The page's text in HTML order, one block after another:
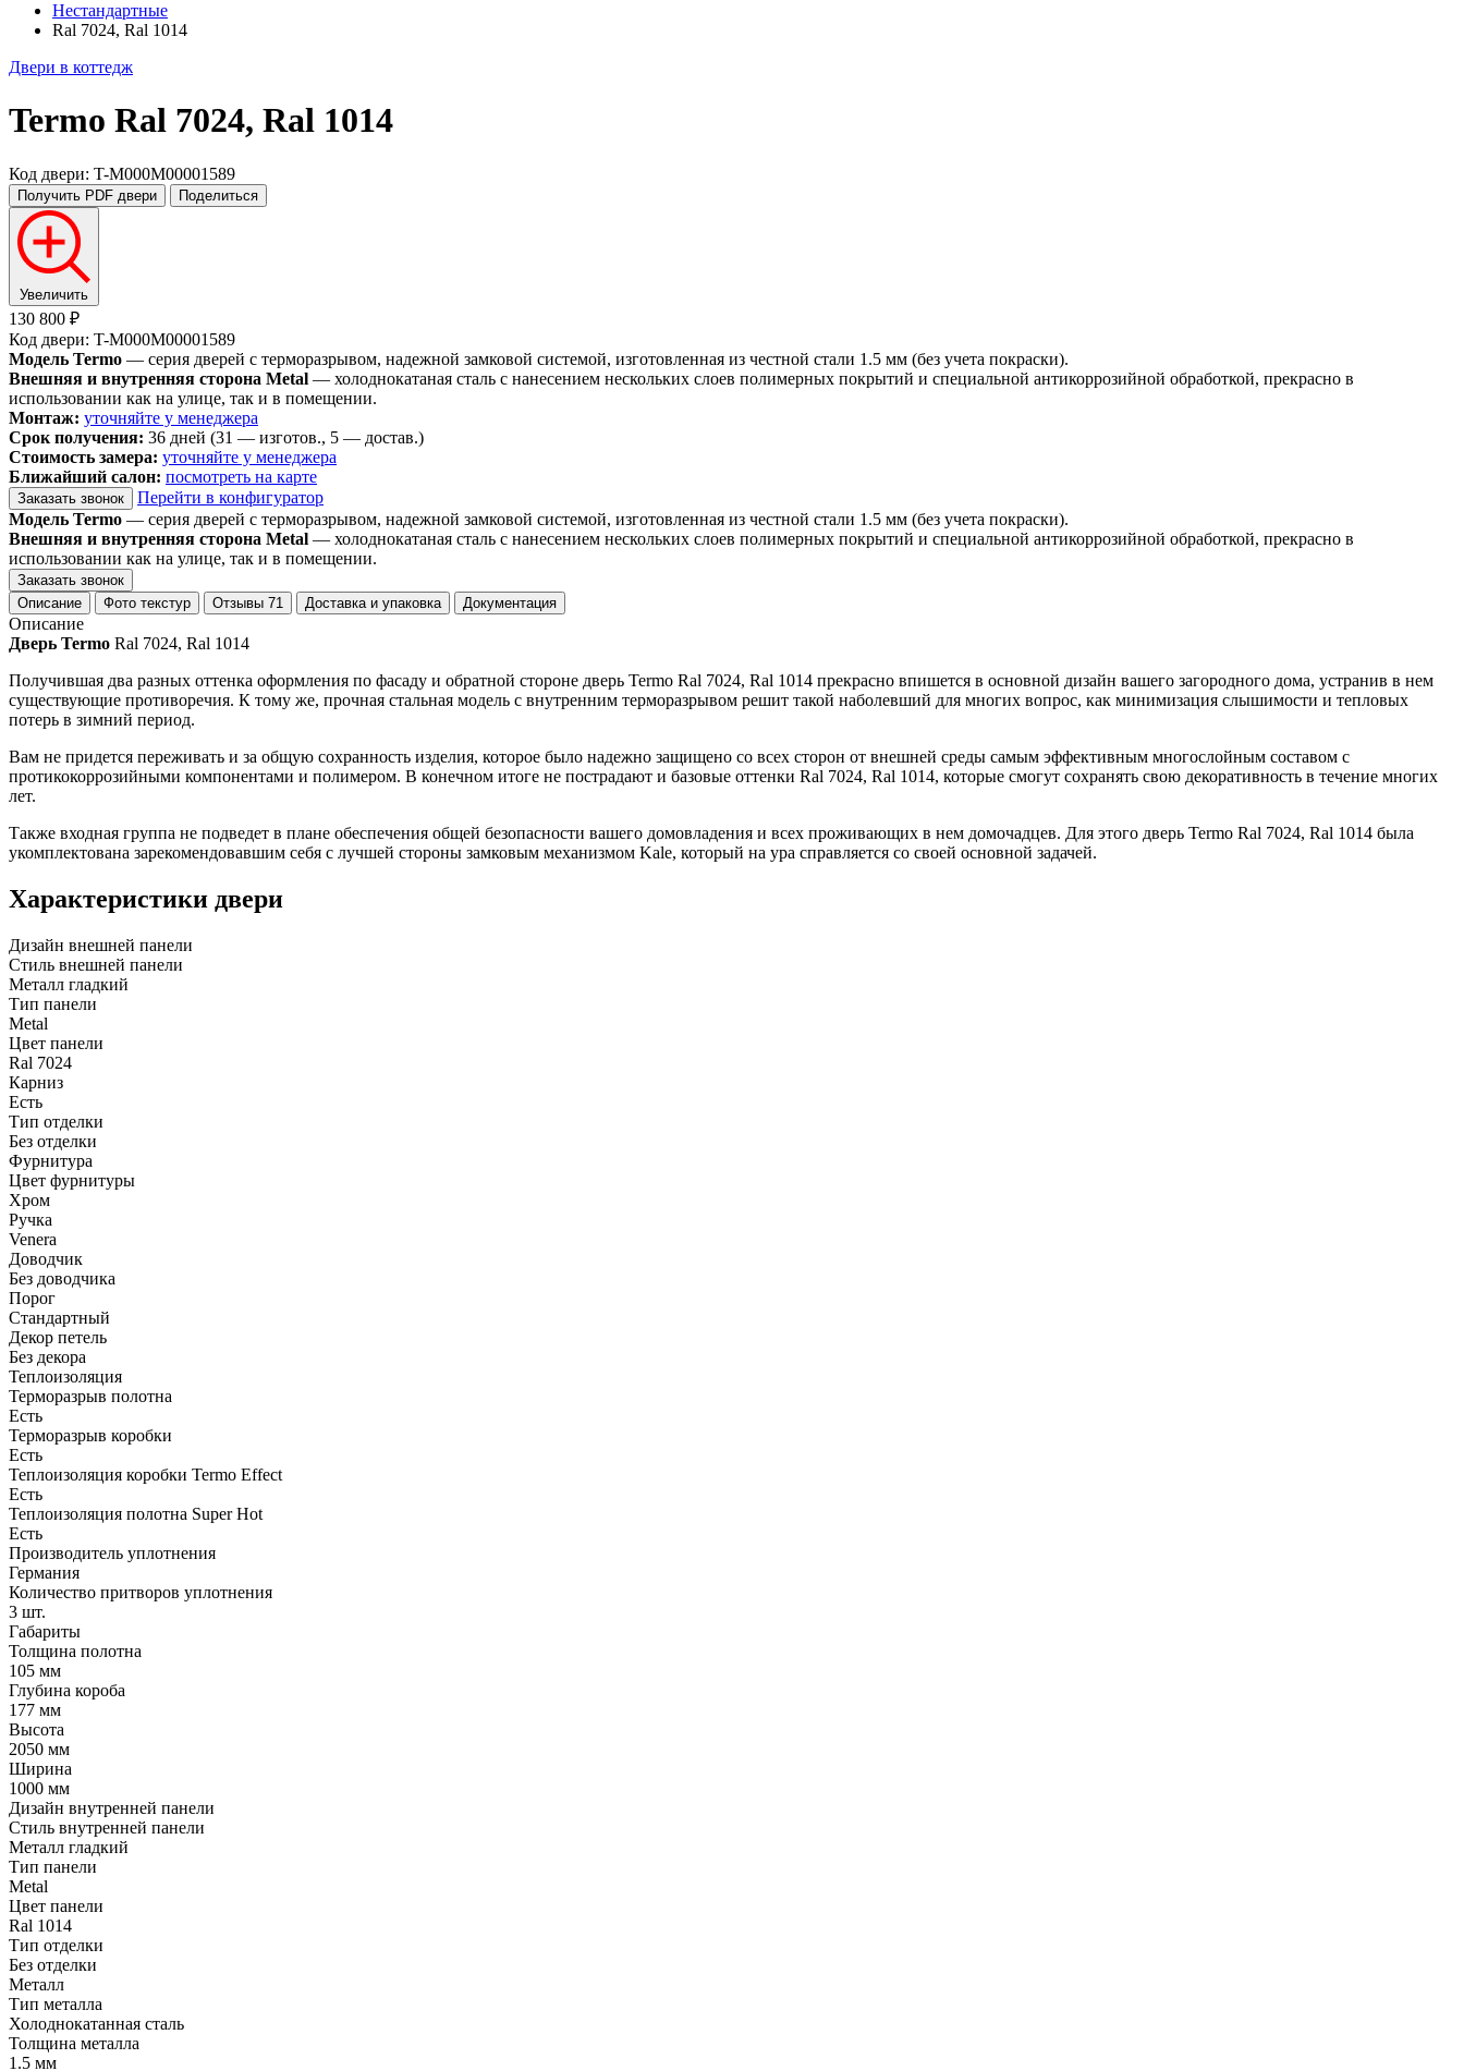
Нестандартные
Ral 7024, Ral 1014
Двери в коттедж
Termo Ral 7024, Ral 1014
Код двери: T-M000M00001589
Получить PDF двери Поделиться
Увеличить
130 800 ₽
Код двери: T-M000M00001589
Модель Termo — серия дверей с терморазрывом, надежной замковой системой, изготовленная из честной стали 1.5 мм (без учета покраски).
Внешняя и внутренняя сторона Metal — холоднокатаная сталь с нанесением нескольких слоев полимерных покрытий и специальной антикоррозийной обработкой, прекрасно в
использовании как на улице, так и в помещении.
Монтаж: уточняйте у менеджера
Срок получения: 36 дней (31 — изготов., 5 — достав.)
Стоимость замера: уточняйте у менеджера
Ближайший салон: посмотреть на карте
Заказать звонок
Перейти в конфигуратор
Модель Termo — серия дверей с терморазрывом, надежной замковой системой, изготовленная из честной стали 1.5 мм (без учета покраски).
Внешняя и внутренняя сторона Metal — холоднокатаная сталь с нанесением нескольких слоев полимерных покрытий и специальной антикоррозийной обработкой, прекрасно в
использовании как на улице, так и в помещении.
Заказать звонок
Описание
Фото текстур Отзывы 71 Доставка и упаковка Документация
Описание
Дверь Termo Ral 7024, Ral 1014
Получившая два разных оттенка оформления по фасаду и обратной стороне дверь Termo Ral 7024, Ral 1014 прекрасно впишется в основной дизайн вашего загородного дома, устранив в нем
существующие противоречия. К тому же, прочная стальная модель с внутренним терморазрывом решит такой наболевший для многих вопрос, как минимизация слышимости и тепловых
потерь в зимний период.
Вам не придется переживать и за общую сохранность изделия, которое было надежно защищено со всех сторон от внешней среды самым эффективным многослойным составом с
протикокоррозийными компонентами и полимером. В конечном итоге не пострадают и базовые оттенки Ral 7024, Ral 1014, которые смогут сохранять свою декоративность в течение многих
лет.
Также входная группа не подведет в плане обеспечения общей безопасности вашего домовладения и всех проживающих в нем домочадцев. Для этого дверь Termo Ral 7024, Ral 1014 была
укомплектована зарекомендовавшим себя с лучшей стороны замковым механизмом Kale, который на ура справляется со своей основной задачей.
Характеристики двери
Дизайн внешней панели
Стиль внешней панели
Металл гладкий
Тип панели
Metal
Цвет панели
Ral 7024
Карниз
Есть
Тип отделки
Без отделки
Фурнитура
Цвет фурнитуры
Хром
Ручка
Venera
Доводчик
Без доводчика
Порог
Стандартный
Декор петель
Без декора
Теплоизоляция
Терморазрыв полотна
Есть
Терморазрыв коробки
Есть
Теплоизоляция коробки Termo Effect
Есть
Теплоизоляция полотна Super Нot
Есть
Производитель уплотнения
Германия
Количество притворов уплотнения
3 шт.
Габариты
Толщина полотна
105 мм
Глубина короба
177 мм
Высота
2050 мм
Ширина
1000 мм
Дизайн внутренней панели
Стиль внутренней панели
Металл гладкий
Тип панели
Metal
Цвет панели
Ral 1014
Тип отделки
Без отделки
Металл
Тип металла
Холоднокатанная сталь
Толщина металла
1.5 мм